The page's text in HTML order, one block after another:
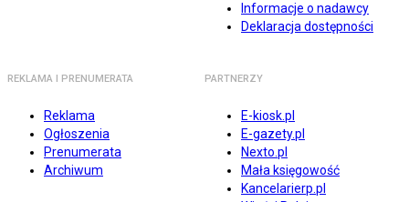
Informacje o nadawcy
Deklaracja dostępności
REKLAMA I PRENUMERATA
Reklama
Ogłoszenia
Prenumerata
Archiwum
PARTNERZY
E-kiosk.pl
E-gazety.pl
Nexto.pl
Mała księgowość
Kancelarierp.pl